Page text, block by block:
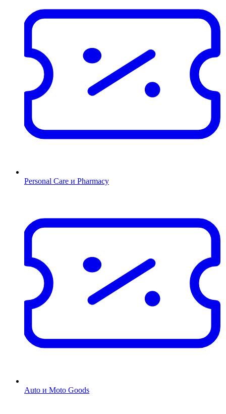
Personal Care и Pharmacy
Auto и Moto Goods